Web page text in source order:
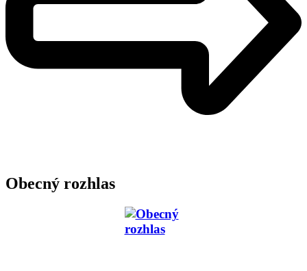
Obecný rozhlas